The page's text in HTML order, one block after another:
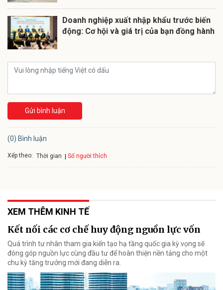
Doanh nghiệp xuất nhập khẩu trước biến
động: Cơ hội và giá trị của bạn đồng hành
Gửi bình luận
(0) Bình luận
Xếp theo: Thời gian Số người thích
XEM THÊM KINH TẾ
Kết nối các cơ chế huy động nguồn lực vốn
Quá trình tư nhân tham gia kiến tạo hạ tầng quốc gia kỳ vọng sẽ
đóng góp nguồn lực cùng đầu tư để hoàn thiện nền tảng cho một
chu kỳ tăng trưởng mới đang diễn ra.